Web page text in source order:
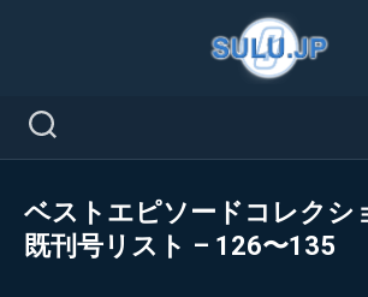
ベストエピソードコレクシ
既刊号リスト – 126〜135